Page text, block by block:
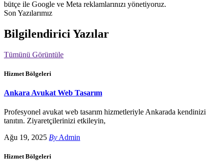
bütçe ile Google ve Meta reklamlarınızı yönetiyoruz.
Son Yazılarımız
Bilgilendirici Yazılar
Tümünü Görüntüle
Hizmet Bölgeleri
Ankara Avukat Web Tasarım
Profesyonel avukat web tasarım hizmetleriyle Ankarada kendinizi
tanıtın. Ziyaretçilerinizi etkileyin,
Ağu 19, 2025 By Admin
Hizmet Bölgeleri